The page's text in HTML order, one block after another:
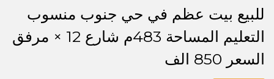
للبيع بيت عظم في حي جنوب منسوب
التعليم المساحة 483م شارع 12 × مرفق
السعر 850 الف